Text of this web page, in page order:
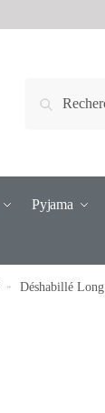
Pyjama
» Déshabillé